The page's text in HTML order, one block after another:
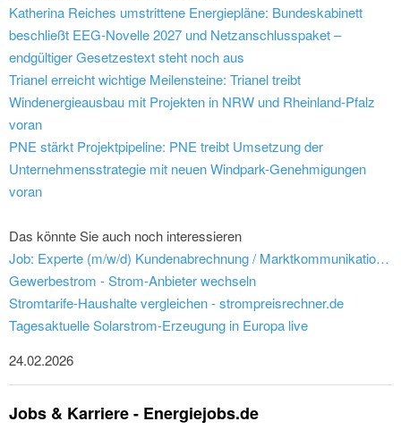
Katherina Reiches umstrittene Energiepläne: Bundeskabinett
beschließt EEG-Novelle 2027 und Netzanschlusspaket –
endgültiger Gesetzestext steht noch aus
Trianel erreicht wichtige Meilensteine: Trianel treibt
Windenergieausbau mit Projekten in NRW und Rheinland-Pfalz
voran
PNE stärkt Projektpipeline: PNE treibt Umsetzung der
Unternehmensstrategie mit neuen Windpark-Genehmigungen
voran
Das könnte Sie auch noch interessieren
Job: Experte (m/w/d) Kundenabrechnung / Marktkommunikation EDM Vertrieb - Vereinigte Wertach-Elektrizitätswerke GmbH
Gewerbestrom - Strom-Anbieter wechseln
Stromtarife-Haushalte vergleichen - strompreisrechner.de
Tagesaktuelle Solarstrom-Erzeugung in Europa live
24.02.2026
Jobs & Karriere - Energiejobs.de